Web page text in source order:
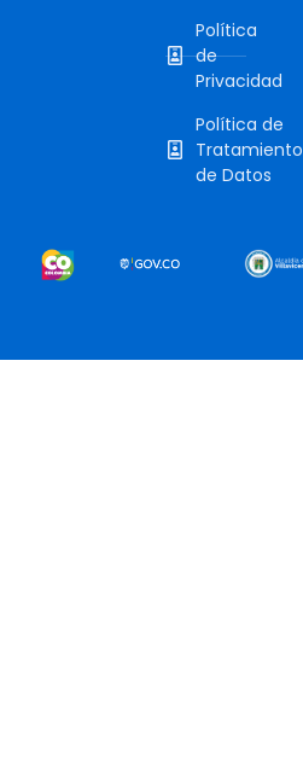
Política
de
Privacidad
Política de
Tratamiento
de Datos